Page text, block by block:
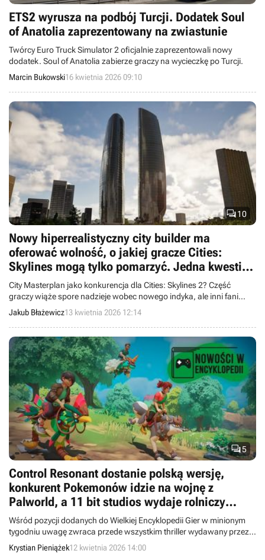
ETS2 wyrusza na podbój Turcji. Dodatek Soul
of Anatolia zaprezentowany na zwiastunie
Twórcy Euro Truck Simulator 2 oficjalnie zaprezentowali nowy
dodatek. Soul of Anatolia zabierze graczy na wycieczkę po Turcji.
Marcin Bukowski16 kwietnia 2026 09:10
10
Nowy hiperrealistyczny city builder ma
oferować wolność, o jakiej gracze Cities:
Skylines mogą tylko pomarzyć. Jedna kwestia
budzi duży niepokój
City Masterplan jako konkurencja dla Cities: Skylines 2? Część
graczy wiąże spore nadzieje wobec nowego indyka, ale inni fani
gatunku mają też sporo obaw.
Jakub Błażewicz13 kwietnia 2026 12:14
5
Control Resonant dostanie polską wersję,
konkurent Pokemonów idzie na wojnę z
Palworld, a 11 bit studios wydaje rolniczy
thriller
Wśród pozycji dodanych do Wielkiej Encyklopedii Gier w minionym
tygodniu uwagę zwraca przede wszystkim thriller wydawany przez
11 bit studios i nowy konkurent dla Palworld. Poza tym na wzmiankę
zasługuje fakt, że Control Resonant otrzyma polską wersję
Krystian Pieniążek12 kwietnia 2026 14:00